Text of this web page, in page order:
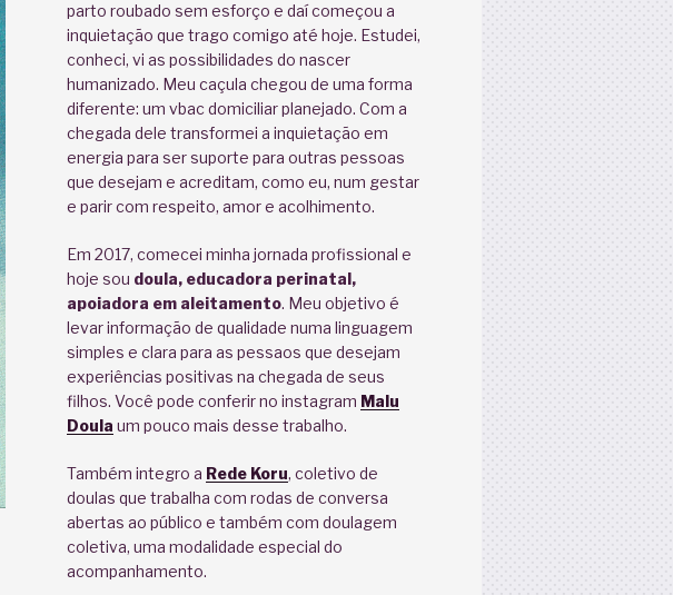
parto roubado sem esforço e daí começou a
inquietação que trago comigo até hoje. Estudei,
conheci, vi as possibilidades do nascer
humanizado. Meu caçula chegou de uma forma
diferente: um vbac domiciliar planejado. Com a
chegada dele transformei a inquietação em
energia para ser suporte para outras pessoas
que desejam e acreditam, como eu, num gestar
e parir com respeito, amor e acolhimento.
Em 2017, comecei minha jornada profissional e
hoje sou doula, educadora perinatal,
apoiadora em aleitamento. Meu objetivo é
levar informação de qualidade numa linguagem
simples e clara para as pessaos que desejam
experiências positivas na chegada de seus
filhos. Você pode conferir no instagram Malu
Doula um pouco mais desse trabalho.
Também integro a Rede Koru, coletivo de
doulas que trabalha com rodas de conversa
abertas ao público e também com doulagem
coletiva, uma modalidade especial do
acompanhamento.